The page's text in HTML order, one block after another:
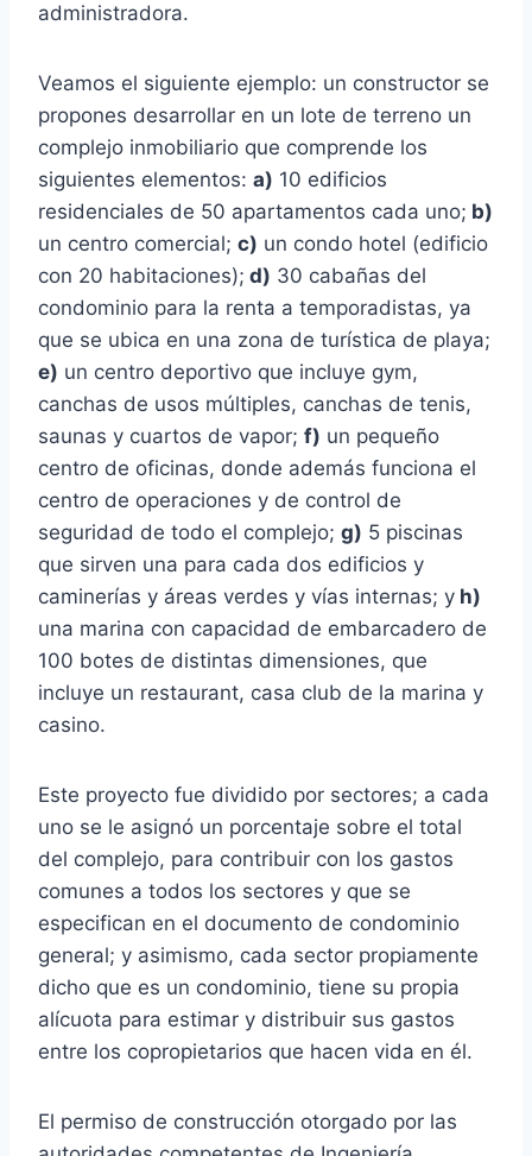
administradora.
Veamos el siguiente ejemplo: un constructor se
propones desarrollar en un lote de terreno un
complejo inmobiliario que comprende los
siguientes elementos: a) 10 edificios
residenciales de 50 apartamentos cada uno; b)
un centro comercial; c) un condo hotel (edificio
con 20 habitaciones); d) 30 cabañas del
condominio para la renta a temporadistas, ya
que se ubica en una zona de turística de playa;
e) un centro deportivo que incluye gym,
canchas de usos múltiples, canchas de tenis,
saunas y cuartos de vapor; f) un pequeño
centro de oficinas, donde además funciona el
centro de operaciones y de control de
seguridad de todo el complejo; g) 5 piscinas
que sirven una para cada dos edificios y
caminerías y áreas verdes y vías internas; y h)
una marina con capacidad de embarcadero de
100 botes de distintas dimensiones, que
incluye un restaurant, casa club de la marina y
casino.
Este proyecto fue dividido por sectores; a cada
uno se le asignó un porcentaje sobre el total
del complejo, para contribuir con los gastos
comunes a todos los sectores y que se
especifican en el documento de condominio
general; y asimismo, cada sector propiamente
dicho que es un condominio, tiene su propia
alícuota para estimar y distribuir sus gastos
entre los copropietarios que hacen vida en él.
El permiso de construcción otorgado por las